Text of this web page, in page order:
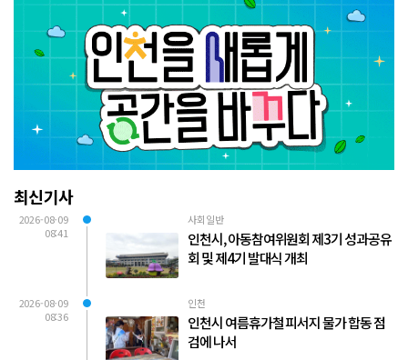
최신기사
2026-08-09
08:41
사회일반
인천시, 아동참여위원회 제3기 성과공유
회 및 제4기 발대식 개최
2026-08-09
08:36
인천
인천시 여름휴가철 피서지 물가 합동 점
검에 나서